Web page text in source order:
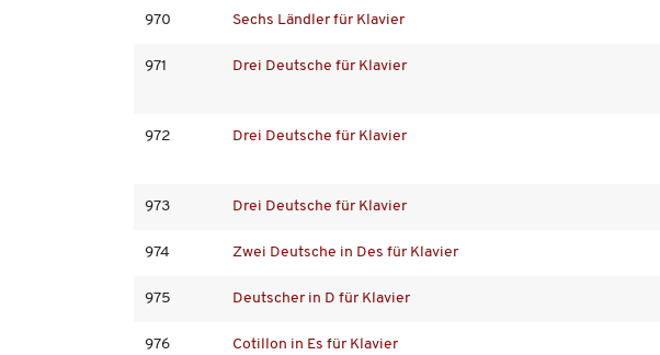
970 Sechs Ländler für Klavier
971 Drei Deutsche für Klavier
972 Drei Deutsche für Klavier
973 Drei Deutsche für Klavier
974 Zwei Deutsche in Des für Klavier
975 Deutscher in D für Klavier
976 Cotillon in Es für Klavier